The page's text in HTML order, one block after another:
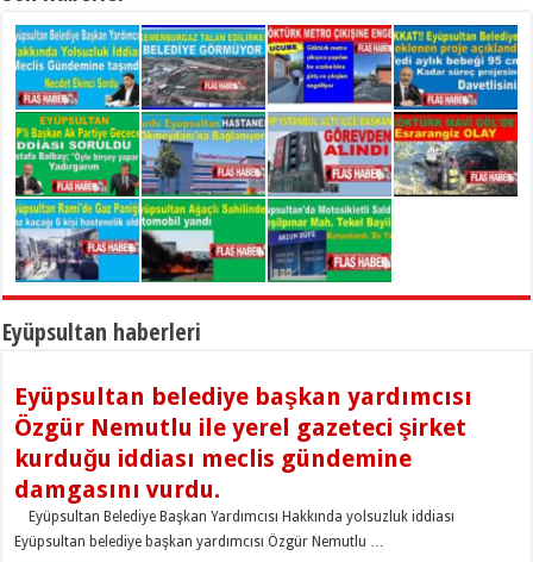
Takıldı
iddiası meclis gündemine damgasını vurdu.
ÖNEMLİ KARİYER
adeta talan ediliyor.
GÖKTÜRK METRO ÇIKIŞINA YAPILAN UCUBE
Nihayet açıklandı.
Bülent Özmen Ak partiye geçecek
Tepki Çekiyor
sessiz sedasız Okmeydanı’na bağlandı
GÖREVDEN ALINDI
Eyüpsultan haberleri
Eyüpsultan belediye başkan yardımcısı
Özgür Nemutlu ile yerel gazeteci şirket
kurduğu iddiası meclis gündemine
damgasını vurdu.
Eyüpsultan Belediye Başkan Yardımcısı Hakkında yolsuzluk iddiası
Eyüpsultan belediye başkan yardımcısı Özgür Nemutlu …